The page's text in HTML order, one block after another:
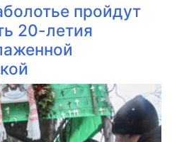
пройдут
20-летия